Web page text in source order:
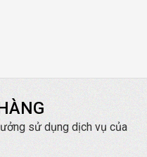
sử dụng dịch vụ của